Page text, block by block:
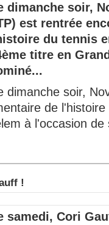
dimanche soir,
est rentrée
du tennis
titre en
dimanche soir,
de
à l'occasion
!
samedi, Cori